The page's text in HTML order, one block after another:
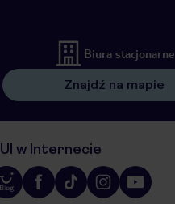
Biura stacjonarne
Znajdź na mapie
w Internecie